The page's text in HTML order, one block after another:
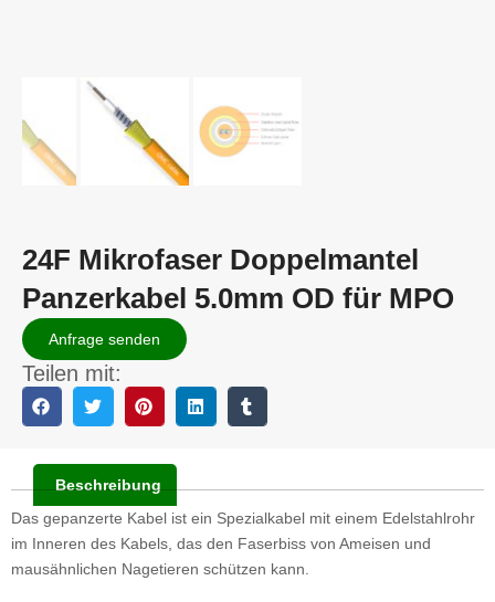
24F Mikrofaser Doppelmantel
Panzerkabel 5.0mm OD für MPO
Anfrage senden
Teilen mit:
Beschreibung
Das gepanzerte Kabel ist ein Spezialkabel mit einem Edelstahlrohr
im Inneren des Kabels, das den Faserbiss von Ameisen und
mausähnlichen Nagetieren schützen kann.